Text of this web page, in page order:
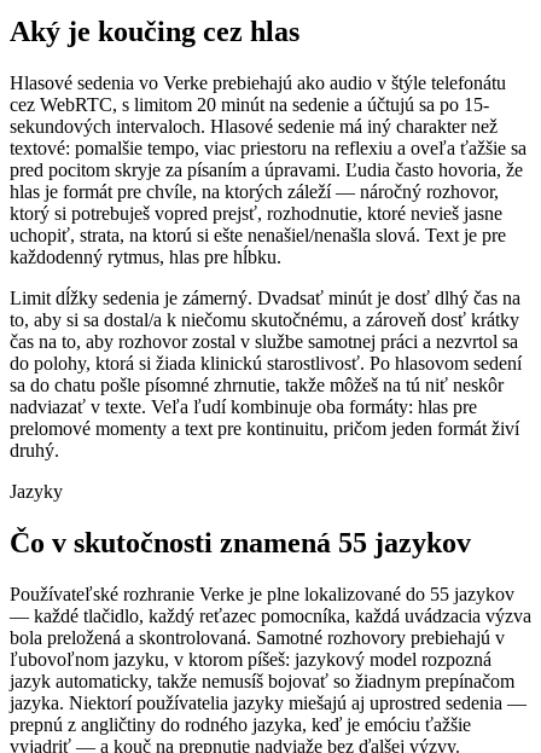
Aký je koučing cez hlas
Hlasové sedenia vo Verke prebiehajú ako audio v štýle telefonátu
cez WebRTC, s limitom 20 minút na sedenie a účtujú sa po 15-
sekundových intervaloch. Hlasové sedenie má iný charakter než
textové: pomalšie tempo, viac priestoru na reflexiu a oveľa ťažšie sa
pred pocitom skryje za písaním a úpravami. Ľudia často hovoria, že
hlas je formát pre chvíle, na ktorých záleží — náročný rozhovor,
ktorý si potrebuješ vopred prejsť, rozhodnutie, ktoré nevieš jasne
uchopiť, strata, na ktorú si ešte nenašiel/nenašla slová. Text je pre
každodenný rytmus, hlas pre hĺbku.
Limit dĺžky sedenia je zámerný. Dvadsať minút je dosť dlhý čas na
to, aby si sa dostal/a k niečomu skutočnému, a zároveň dosť krátky
čas na to, aby rozhovor zostal v službe samotnej práci a nezvrtol sa
do polohy, ktorá si žiada klinickú starostlivosť. Po hlasovom sedení
sa do chatu pošle písomné zhrnutie, takže môžeš na tú niť neskôr
nadviazať v texte. Veľa ľudí kombinuje oba formáty: hlas pre
prelomové momenty a text pre kontinuitu, pričom jeden formát živí
druhý.
Jazyky
Čo v skutočnosti znamená 55 jazykov
Používateľské rozhranie Verke je plne lokalizované do 55 jazykov
— každé tlačidlo, každý reťazec pomocníka, každá uvádzacia výzva
bola preložená a skontrolovaná. Samotné rozhovory prebiehajú v
ľubovoľnom jazyku, v ktorom píšeš: jazykový model rozpozná
jazyk automaticky, takže nemusíš bojovať so žiadnym prepínačom
jazyka. Niektorí používatelia jazyky miešajú aj uprostred sedenia —
prepnú z angličtiny do rodného jazyka, keď je emóciu ťažšie
vyjadriť — a kouč na prepnutie nadviaže bez ďalšej výzvy.